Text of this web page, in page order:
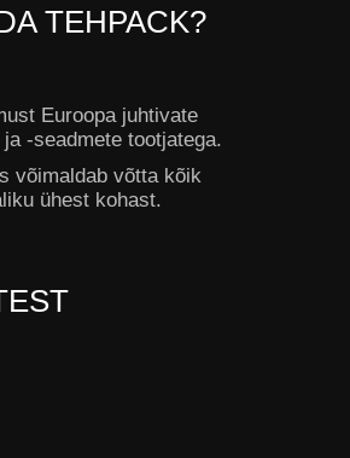
TEHPACK?
Euroopa juhtivate
-seadmete tootjatega.
võimaldab võtta kõik
ühest kohast.